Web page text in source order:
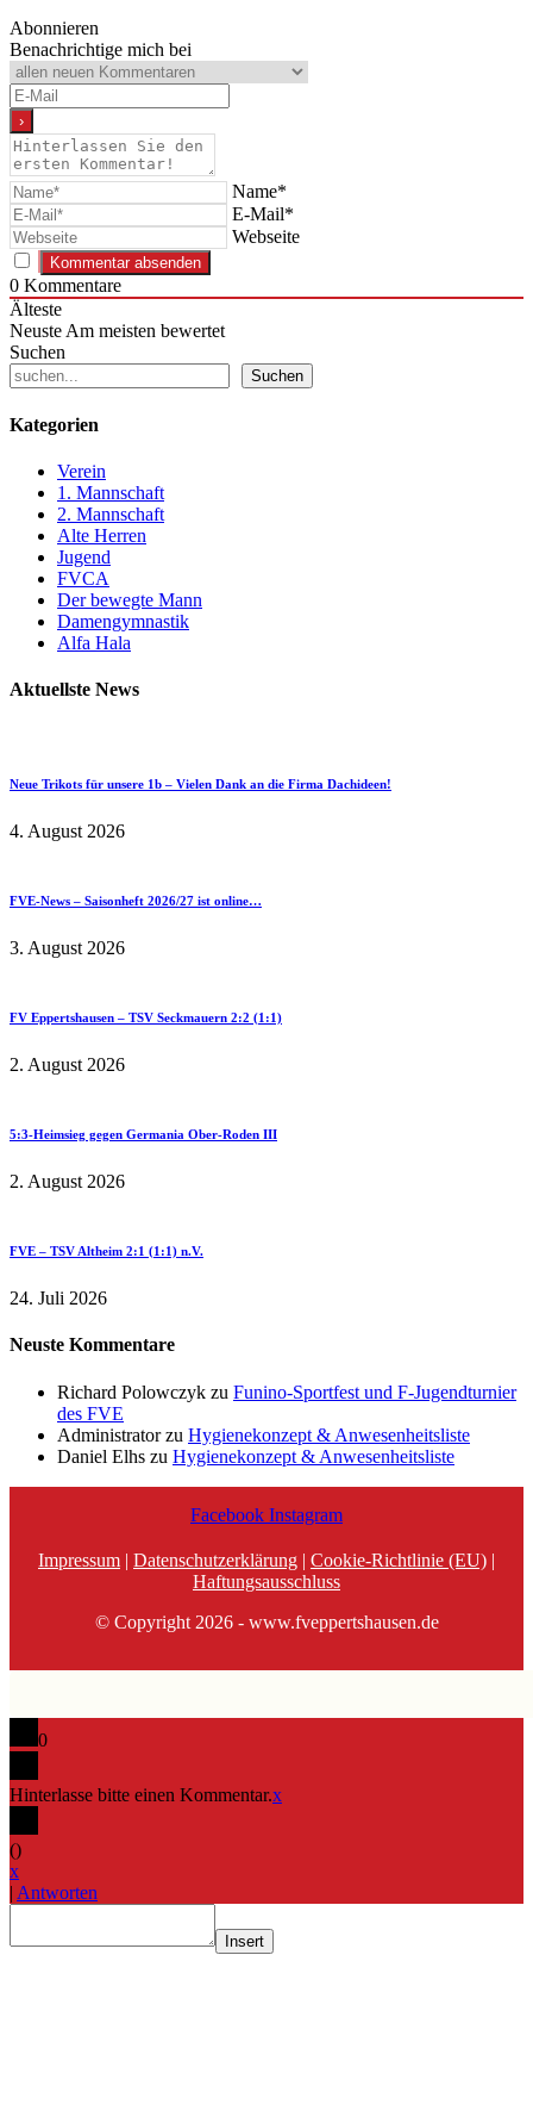
Abonnieren
Benachrichtige mich bei
Name*
E-Mail*
Webseite
0 Kommentare
Älteste
NeusteAm meisten bewertet
Suchen
Suchen
Kategorien
Verein
1. Mannschaft
2. Mannschaft
Alte Herren
Jugend
FVCA
Der bewegte Mann
Damengymnastik
Alfa Hala
Aktuellste News
Neue Trikots für unsere 1b – Vielen Dank an die Firma Dachideen!
4. August 2026
FVE-News – Saisonheft 2026/27 ist online…
3. August 2026
FV Eppertshausen – TSV Seckmauern 2:2 (1:1)
2. August 2026
5:3-Heimsieg gegen Germania Ober-Roden III
2. August 2026
FVE – TSV Altheim 2:1 (1:1) n.V.
24. Juli 2026
Neuste Kommentare
Richard Polowczyk zu Funino-Sportfest und F-Jugendturnier
des FVE
Administratorzu Hygienekonzept & Anwesenheitsliste
Daniel Elhs zu Hygienekonzept & Anwesenheitsliste
Facebook Instagram
Impressum | Datenschutzerklärung | Cookie-Richtlinie (EU) |
Haftungsausschluss
© Copyright 2026 - www.fveppertshausen.de
0
Hinterlasse bitte einen Kommentar.x
()
x
| Antworten
Insert